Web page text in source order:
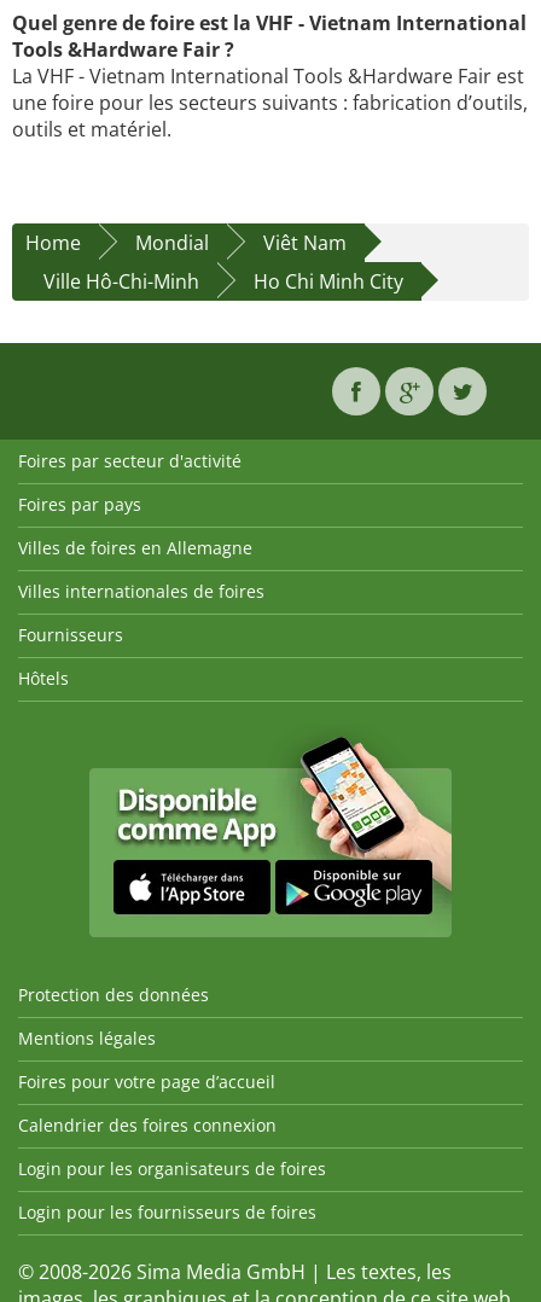
Quel genre de foire est la VHF - Vietnam International
Tools &Hardware Fair ?
La VHF - Vietnam International Tools &Hardware Fair est
une foire pour les secteurs suivants : fabrication d’outils,
outils et matériel.
Home Mondial
Viêt Nam
Ville Hô-Chi-Minh
Ho Chi Minh City
Foires par secteur d'activité
Foires par pays
Villes de foires en Allemagne
Villes internationales de foires
Fournisseurs
Hôtels
Protection des données
Mentions légales
Foires pour votre page d’accueil
Calendrier des foires connexion
Login pour les organisateurs de foires
Login pour les fournisseurs de foires
© 2008-2026 Sima Media GmbH | Les textes, les